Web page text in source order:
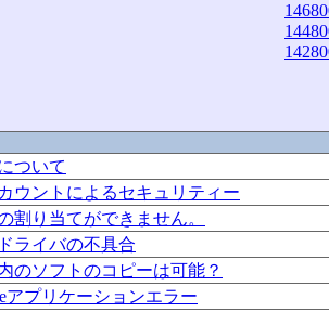
ついて
ウントによるセキュリティー
割り当てができません。
ライバの不具合
のソフトのコピーは可能？
アプリケーションエラー